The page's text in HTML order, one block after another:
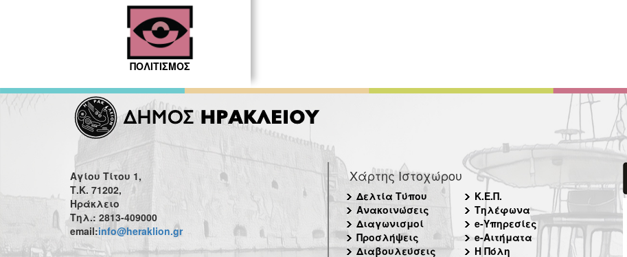
ΠΟΛΙΤΙΣΜΟΣ
Αγίου Τίτου 1,
Τ.Κ. 71202,
Ηράκλειο
Τηλ.: 2813-409000
email:info@heraklion.gr
Χάρτης Ιστοχώρου
Δελτία Τύπου
Ανακοινώσεις
Διαγωνισμοί
Προσλήψεις
Διαβουλεύσεις
Κ.Ε.Π.
Τηλέφωνα
e-Υπηρεσίες
e-Αιτήματα
Η Πόλη